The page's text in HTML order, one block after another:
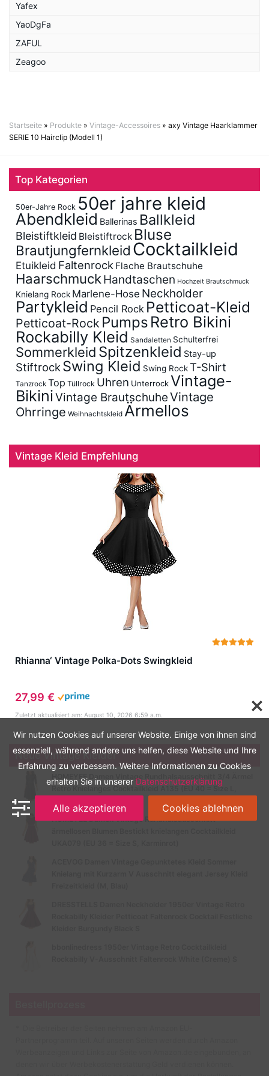
Yafex
YaoDgFa
ZAFUL
Zeagoo
Startseite » Produkte » Vintage-Accessoires » axy Vintage Haarklammer
SERIE 10 Hairclip (Modell 1)
Top Kategorien
50er-Jahre Rock 50er jahre kleid
Abendkleid Ballerinas Ballkleid
Bleistiftkleid Bleistiftrock Bluse
Brautjungfernkleid Cocktailkleid
Etuikleid Faltenrock Flache Brautschuhe
Haarschmuck Handtaschen Hochzeit Brautschmuck
Knielang Rock Marlene-Hose Neckholder
Partykleid Pencil Rock Petticoat-Kleid
Petticoat-Rock Pumps Retro Bikini
Rockabilly Kleid Sandaletten Schulterfrei
Sommerkleid Spitzenkleid Stay-up
Stiftrock Swing Kleid Swing RockT-Shirt
Tanzrock Top Tüllrock Uhren UnterrockVintage-
BikiniVintage BrautschuheVintage
Ohrringe Weihnachtskleid Ärmellos
Vintage Kleid Empfehlung
Rhianna‘ Vintage Polka-Dots Swingkleid
27,99 €
Zuletzt aktualisiert am: August 10, 2026 6:59 a.m.
Neue Vintage Kleider
HOMEYEE Damen Vintage Rundhalsausschnitt 3/4 Ärmel
Retro Knielanges Cocktailkleid A135 (EU 40 = Size L,
HOMEYEE Damen Vintage Rundhalsausschnitt
Wir nutzen Cookies auf unserer Website. Einige von ihnen sind
essenziell, während andere uns helfen, diese Website und Ihre
Erfahrung zu verbessern. Weitere Informationen zu Cookies
erhalten Sie in unserer Datenschutzerklärung
Alle akzeptieren Cookies ablehnen